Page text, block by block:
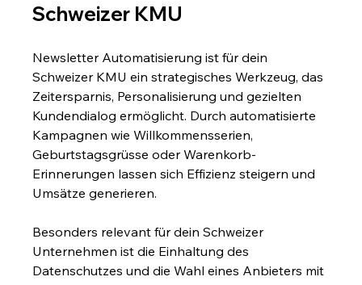
Schweizer KMU
Newsletter Automatisierung ist für dein
Schweizer KMU ein strategisches Werkzeug, das
Zeitersparnis, Personalisierung und gezielten
Kundendialog ermöglicht. Durch automatisierte
Kampagnen wie Willkommensserien,
Geburtstagsgrüsse oder Warenkorb-
Erinnerungen lassen sich Effizienz steigern und
Umsätze generieren.
Besonders relevant für dein Schweizer
Unternehmen ist die Einhaltung des
Datenschutzes und die Wahl eines Anbieters mit